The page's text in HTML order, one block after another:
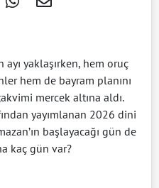
ayı yaklaşırken, hem oruç
hem de bayram planını
mercek altına aldı.
yayımlanan 2026 dini
başlayacağı gün de
kaç gün var?